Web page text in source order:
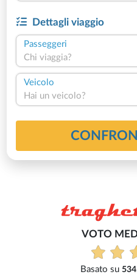
Dettagli viaggio
Passeggeri
Chi viaggia?
Veicolo
Hai un veicolo?
VOTO
Basato su